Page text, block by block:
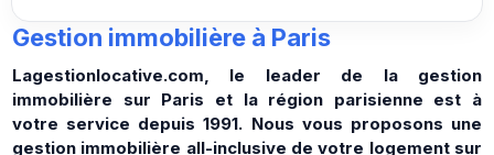
Gestion immobilière à Paris
Lagestionlocative.com, le leader de la gestion
immobilière sur Paris et la région parisienne est à
votre service depuis 1991. Nous vous proposons une
gestion immobilière all-inclusive de votre logement sur